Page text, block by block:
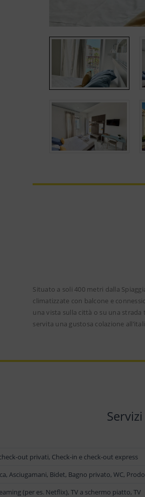
Situato a soli 400 metri dalla
climatizzate con balcone e
una vista sulla città o su una
servita una gustosa colazione
Servizi
out privati, Check-in e check-out express
Asciugamani, Bidet, Bagno privato, WC,
(per es. Netflix), TV a schermo piatto, TV